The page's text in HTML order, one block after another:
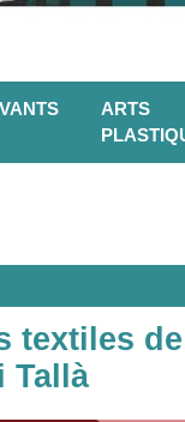
ARTS
textiles
Tallà